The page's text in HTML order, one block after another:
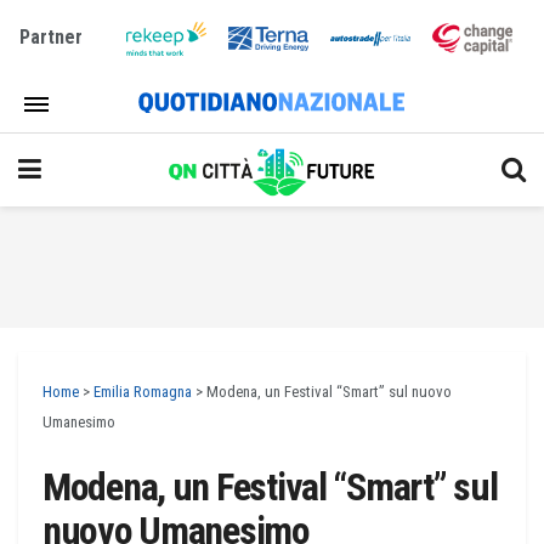
Partner
Home > Emilia Romagna > Modena, un Festival “Smart” sul nuovo
Umanesimo
Modena, un Festival “Smart” sul
nuovo Umanesimo